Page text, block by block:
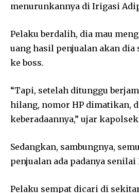
menurunkannya di Irigasi
Pelaku berdalih, dia mau
uang hasil penjualan akan
ke boss.
“Tapi, setelah ditunggu
hilang, nomor HP dimatikan,
keberadaannya,” ujar
Sedangkan, sambungnya,
penjualan ada padanya senilai
Pelaku sempat dicari di